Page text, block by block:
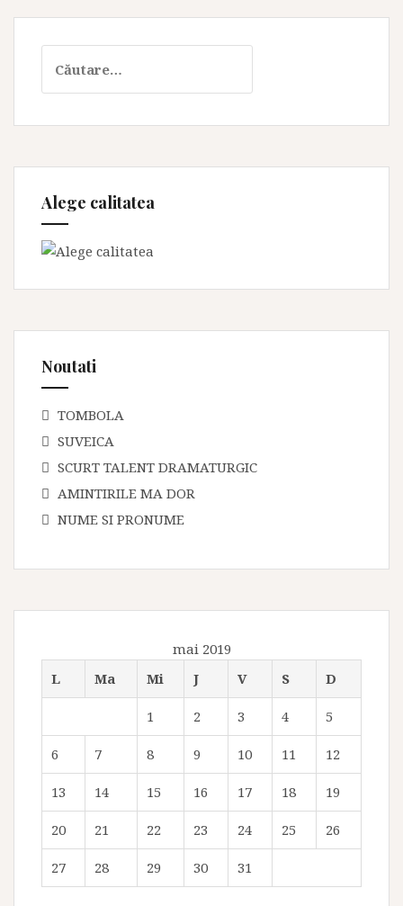
după:
Alege calitatea
Noutati
TOMBOLA
SUVEICA
SCURT TALENT DRAMATURGIC
AMINTIRILE MA DOR
NUME SI PRONUME
mai 2019
L
Ma Mi J V S D
1 2 3 4 5
6 7 8 9 10 11 12
13 14 15 16 17 18 19
20 21 22 23 24 25 26
27 28 29 30 31